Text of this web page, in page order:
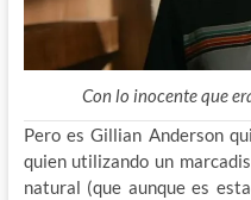
Con lo inocente que
Pero es Gillian Anderson
quien utilizando un
natural (que aunque es